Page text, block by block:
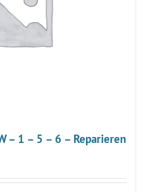
– 1 – 5 – 6 – Reparieren